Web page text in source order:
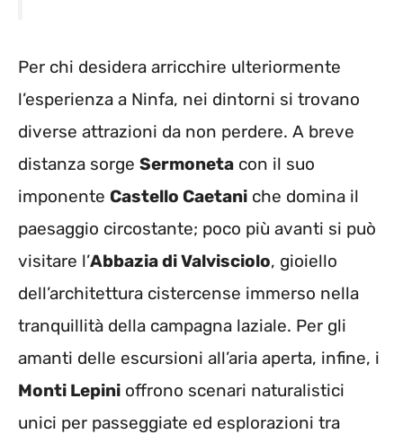
Per chi desidera arricchire ulteriormente
l’esperienza a Ninfa, nei dintorni si trovano
diverse attrazioni da non perdere. A breve
distanza sorge Sermoneta con il suo
imponente Castello Caetani che domina il
paesaggio circostante; poco più avanti si può
visitare l’Abbazia di Valvisciolo, gioiello
dell’architettura cistercense immerso nella
tranquillità della campagna laziale. Per gli
amanti delle escursioni all’aria aperta, infine, i
Monti Lepini offrono scenari naturalistici
unici per passeggiate ed esplorazioni tra